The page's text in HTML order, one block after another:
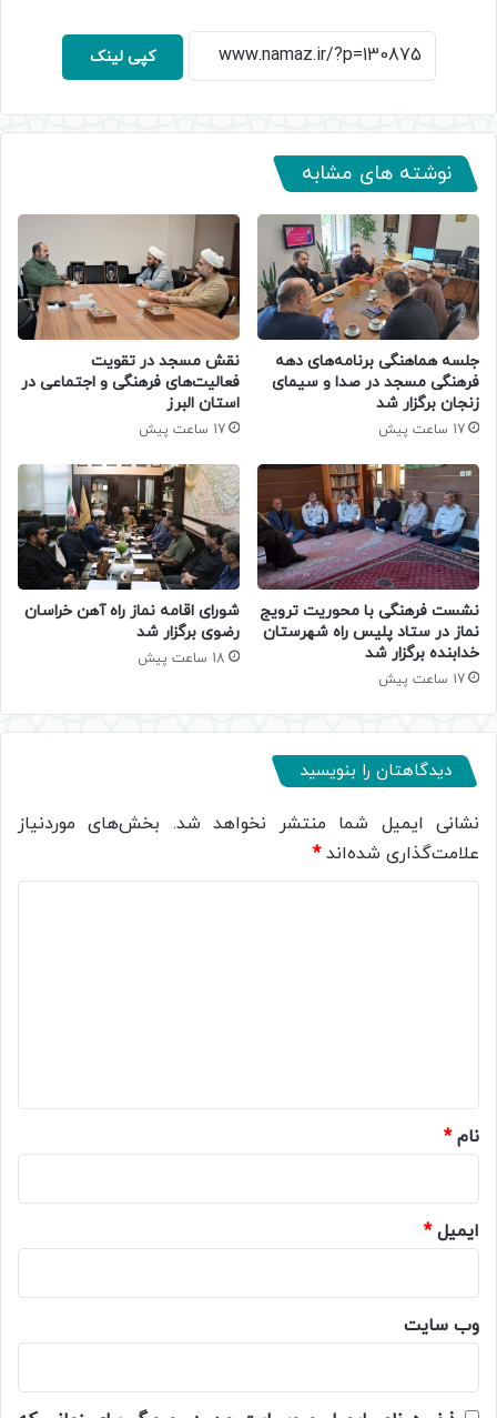
کپی لینک
نوشته های مشابه
جلسه هماهنگی برنامه‌های دهه
فرهنگی مسجد در صدا و سیمای
زنجان برگزار شد
17 ساعت پیش
نقش مسجد در تقویت
فعالیت‌های فرهنگی و اجتماعی در
استان البرز
17 ساعت پیش
نشست فرهنگی با محوریت ترویج
نماز در ستاد پلیس راه شهرستان
خدابنده برگزار شد
17 ساعت پیش
شورای اقامه نماز راه آهن خراسان
رضوی برگزار شد
18 ساعت پیش
دیدگاهتان را بنویسید
نشانی ایمیل شما منتشر نخواهد شد. بخش‌های موردنیاز
علامت‌گذاری شده‌اند*
نام*
ایمیل*
وب‌ سایت